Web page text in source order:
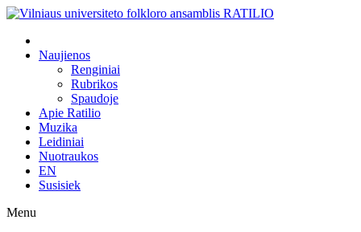
Naujienos
Renginiai
Rubrikos
Spaudoje
Apie Ratilio
Muzika
Leidiniai
Nuotraukos
EN
Susisiek
Menu